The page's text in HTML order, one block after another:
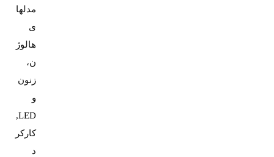
مدلها
ی
هالوژ
ن،
زنون
و
LED,
کارکر
د